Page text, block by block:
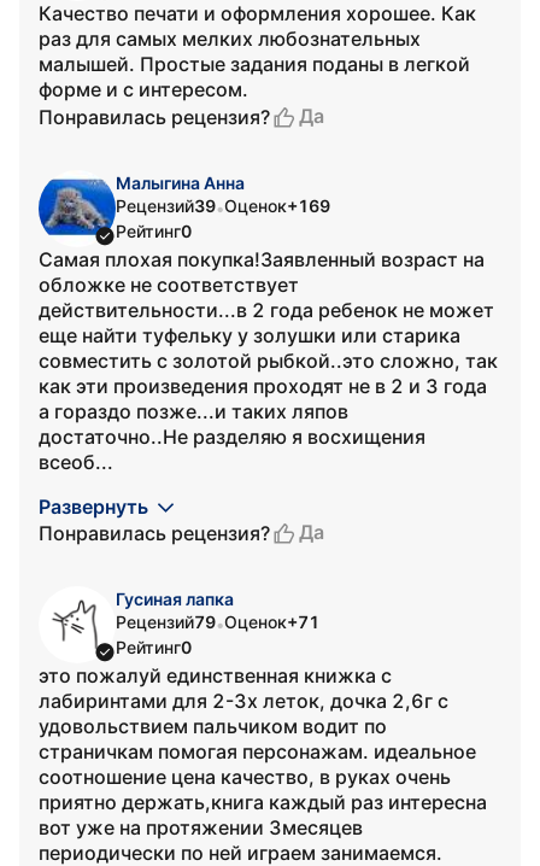
Качество печати и оформления хорошее. Как
раз для самых мелких любознательных
малышей. Простые задания поданы в легкой
форме и с интересом.
Понравилась рецензия?
Да
Малыгина Анна
Рецензий39•Оценок+169
Рейтинг0
Самая плохая покупка!Заявленный возраст на
обложке не соответствует
действительности...в 2 года ребенок не может
еще найти туфельку у золушки или старика
совместить с золотой рыбкой..это сложно, так
как эти произведения проходят не в 2 и 3 года
а гораздо позже...и таких ляпов
достаточно..Не разделяю я восхищения
всеоб...
Развернуть
Понравилась рецензия?
Да
Гусиная лапка
Рецензий79•Оценок+71
Рейтинг0
это пожалуй единственная книжка с
лабиринтами для 2-3х леток, дочка 2,6г с
удовольствием пальчиком водит по
страничкам помогая персонажам. идеальное
соотношение цена качество, в руках очень
приятно держать,книга каждый раз интересна
вот уже на протяжении 3месяцев
периодически по ней играем занимаемся.